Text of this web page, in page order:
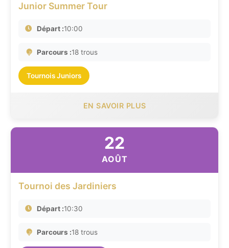
Junior Summer Tour
Départ :10:00
Parcours :18 trous
Tournois Juniors
EN SAVOIR PLUS
22
AOÛT
Tournoi des Jardiniers
Départ :10:30
Parcours :18 trous